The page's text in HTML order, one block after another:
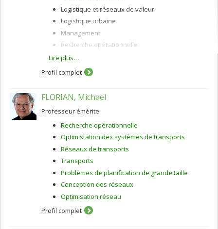
Logistique et réseaux de valeur
Logistique urbaine
Management
Recherche opérationnelle
Systèmes intelligents de transport
Tournées de véhicules
Lire plus…
Profil complet
FLORIAN, Michael
Professeur émérite
Recherche opérationnelle
Optimistation des systèmes de transports
Réseaux de transports
Transports
Problèmes de planification de grande taille
Conception des réseaux
Optimisation réseau
Profil complet